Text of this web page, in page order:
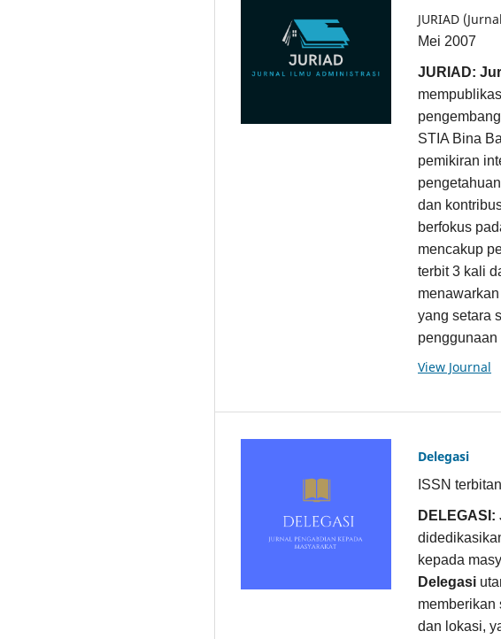
JURIAD
Mei 2007
JURIAD:
STIA Bina
pemikiran
dan
berfokus
mencakup
terbit 3 kali
yang setara
View Journal
Delegasi
ISSN
kepada
Delegasi
memberikan
dan lokasi,